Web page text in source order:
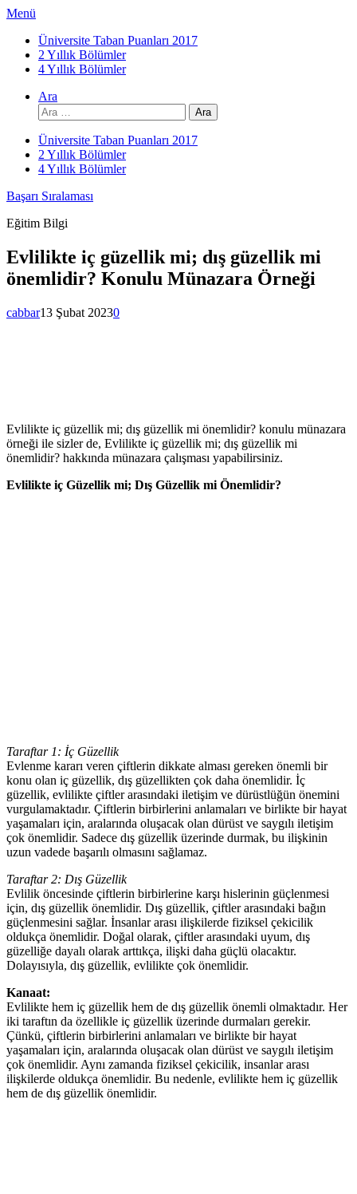
İçeriğe
Menü
Üniversite Taban Puanları 2017
2 Yıllık Bölümler
4 Yıllık Bölümler
Ara
Arama:
Üniversite Taban Puanları 2017
2 Yıllık Bölümler
4 Yıllık Bölümler
Başarı Sıralaması
Eğitim Bilgi
Evlilikte iç güzellik mi; dış güzellik mi
önemlidir? Konulu Münazara Örneği
cabbar13 Şubat 20230
Evlilikte iç güzellik mi; dış güzellik mi önemlidir? konulu münazara
örneği ile sizler de, Evlilikte iç güzellik mi; dış güzellik mi
önemlidir? hakkında münazara çalışması yapabilirsiniz.
Evlilikte iç Güzellik mi; Dış Güzellik mi Önemlidir?
Taraftar 1: İç Güzellik
Evlenme kararı veren çiftlerin dikkate alması gereken önemli bir
konu olan iç güzellik, dış güzellikten çok daha önemlidir. İç
güzellik, evlilikte çiftler arasındaki iletişim ve dürüstlüğün önemini
vurgulamaktadır. Çiftlerin birbirlerini anlamaları ve birlikte bir hayat
yaşamaları için, aralarında oluşacak olan dürüst ve saygılı iletişim
çok önemlidir. Sadece dış güzellik üzerinde durmak, bu ilişkinin
uzun vadede başarılı olmasını sağlamaz.
Taraftar 2: Dış Güzellik
Evlilik öncesinde çiftlerin birbirlerine karşı hislerinin güçlenmesi
için, dış güzellik önemlidir. Dış güzellik, çiftler arasındaki bağın
güçlenmesini sağlar. İnsanlar arası ilişkilerde fiziksel çekicilik
oldukça önemlidir. Doğal olarak, çiftler arasındaki uyum, dış
güzelliğe dayalı olarak arttıkça, ilişki daha güçlü olacaktır.
Dolayısıyla, dış güzellik, evlilikte çok önemlidir.
Kanaat:
Evlilikte hem iç güzellik hem de dış güzellik önemli olmaktadır. Her
iki taraftın da özellikle iç güzellik üzerinde durmaları gerekir.
Çünkü, çiftlerin birbirlerini anlamaları ve birlikte bir hayat
yaşamaları için, aralarında oluşacak olan dürüst ve saygılı iletişim
çok önemlidir. Aynı zamanda fiziksel çekicilik, insanlar arası
ilişkilerde oldukça önemlidir. Bu nedenle, evlilikte hem iç güzellik
hem de dış güzellik önemlidir.